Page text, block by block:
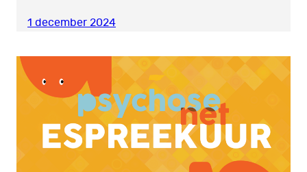
1 december 2024